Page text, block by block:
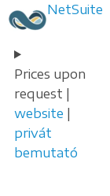
NetSuite
Prices upon
request |
website |
privát
bemutató